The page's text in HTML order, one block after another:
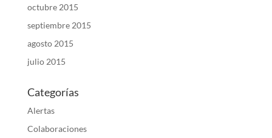
octubre 2015
septiembre 2015
agosto 2015
julio 2015
Categorías
Alertas
Colaboraciones